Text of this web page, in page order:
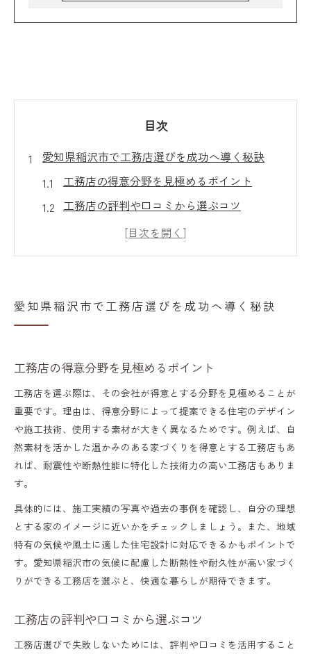
目次
愛知県稲沢市で工務店選びを成功へ導く秘訣
工務店の得意分野を見極めるポイント
工務店の評判や口コミから選ぶコツ
家づくりで重視すべき工務店の姿勢
工務店との信頼関係が家づくり成功の鍵
理想の家づくりは工務店が叶える暮らし方
工務店が実現する快適な間取りの工夫
工務店選びで理想の暮らしを手に入れる
工務店ならではのこだわり住宅の特徴
地元密着の工務店なら後悔しない家づくり実現
工務店の地元密着力が家づくりを支える
工務店の細やかな対応で後悔しない家づく
り
地域の気候を活かす工務店の設計力
なぜ工務店が注文住宅に強いのか徹底解説
工務店が注文住宅で選ばれる理由とは
愛知県稲沢市で工務店選びを成功へ導く秘訣
工務店の得意分野を見極めるポイント
工務店を選ぶ際は、その会社が得意とする分野を見極めることが
重要です。理由は、得意分野によって提案できる住宅のデザイン
や施工技術、使用する素材が大きく異なるためです。例えば、自
然素材を活かした温かみのある家づくりを得意とする工務店もあ
れば、耐震性や断熱性能に特化した技術力の高い工務店もありま
す。
具体的には、施工実績の写真や過去の事例を確認し、自分の理想
とする家のイメージに近いかをチェックしましょう。また、地域
特有の気候や風土に適した住宅設計に対応できるかもポイントで
す。愛知県稲沢市の気候に配慮した断熱性や耐久性が高い家づく
りができる工務店を選ぶと、快適な暮らしが期待できます。
工務店の評判や口コミから選ぶコツ
工務店選びで失敗しないためには、評判や口コミを活用すること